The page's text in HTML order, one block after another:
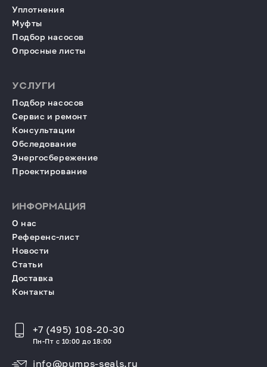
Уплотнения
Муфты
Подбор насосов
Опросные листы
УСЛУГИ
Подбор насосов
Сервис и ремонт
Консультации
Обследование
Энергосбережение
Проектирование
ИНФОРМАЦИЯ
О нас
Референс-лист
Новости
Статьи
Доставка
Контакты
+7 (495) 108-20-30
Пн-Пт с 10:00 до 18:00
info@pumps-seals.ru